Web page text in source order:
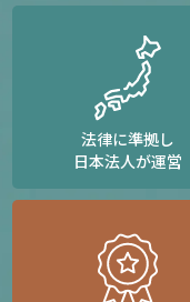
法律に準拠し
日本法人が運営